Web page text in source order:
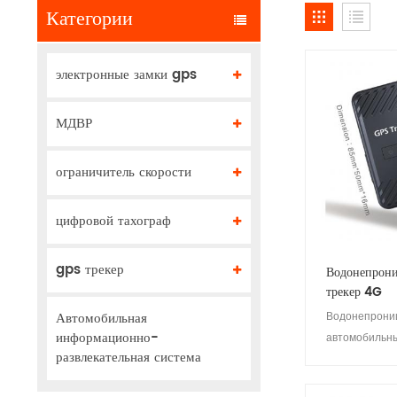
Категории
электронные замки gps
МДВР
ограничитель скорости
цифровой тахограф
gps трекер
Автомобильная
информационно-
развлекательная система
трекер 4G